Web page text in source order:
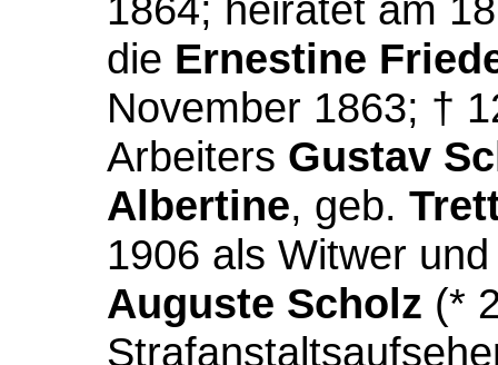
die Ernestine
November 1863; †
Arbeiters Gustav
Albertine, geb.
1906 als Witwer
Auguste Scholz (*